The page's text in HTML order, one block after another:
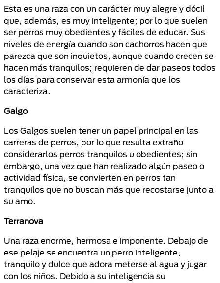
Esta es una raza con un carácter muy alegre y dócil
que, además, es muy inteligente; por lo que suelen
ser perros muy obedientes y fáciles de educar. Sus
niveles de energía cuando son cachorros hacen que
parezca que son inquietos, aunque cuando crecen se
hacen más tranquilos; requieren de dar paseos todos
los días para conservar esta armonía que los
caracteriza.
Galgo
Los Galgos suelen tener un papel principal en las
carreras de perros, por lo que resulta extraño
considerarlos perros tranquilos u obedientes; sin
embargo, una vez que han realizado algún paseo o
actividad física, se convierten en perros tan
tranquilos que no buscan más que recostarse junto a
su amo.
Terranova
Una raza enorme, hermosa e imponente. Debajo de
ese pelaje se encuentra un perro inteligente,
tranquilo y dulce que adora meterse al agua y jugar
con los niños. Debido a su inteligencia su